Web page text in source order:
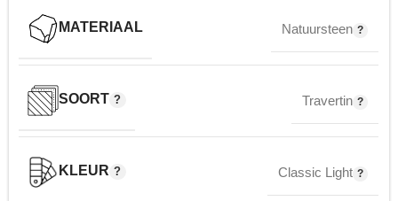
MATERIAAL Natuursteen
SOORT Travertin
KLEUR Classic Light